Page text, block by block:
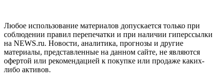
Любое использование материалов допускается только при
соблюдении правил перепечатки и при наличии гиперссылки
на NEWS.ru. Новости, аналитика, прогнозы и другие
материалы, представленные на данном сайте, не являются
офертой или рекомендацией к покупке или продаже каких-
либо активов.